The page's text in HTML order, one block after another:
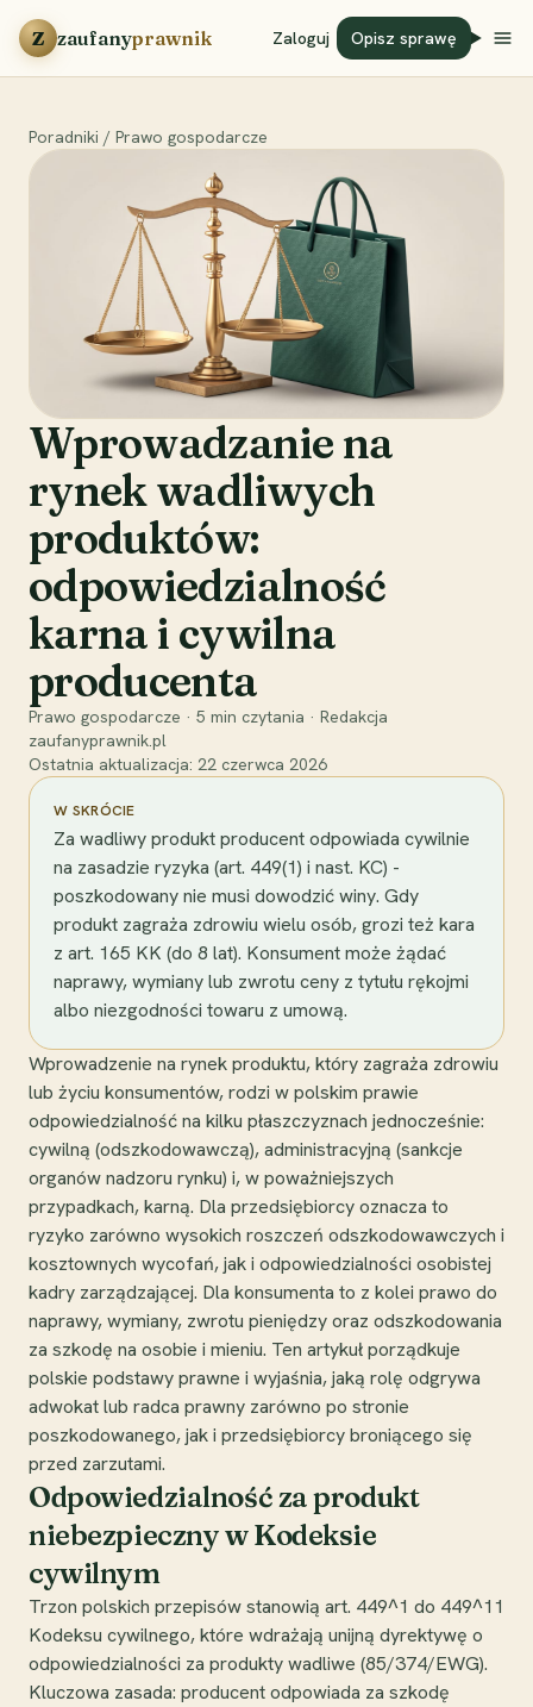
Przejdź do treści
Z zaufanyprawnik Zaloguj Opisz sprawę
Poradniki / Prawo gospodarcze
Wprowadzanie na
rynek wadliwych
produktów:
odpowiedzialność
karna i cywilna
producenta
Prawo gospodarcze · 5 min czytania · Redakcja
zaufanyprawnik.pl
Ostatnia aktualizacja: 22 czerwca 2026
W SKRÓCIE
Za wadliwy produkt producent odpowiada cywilnie
na zasadzie ryzyka (art. 449(1) i nast. KC) -
poszkodowany nie musi dowodzić winy. Gdy
produkt zagraża zdrowiu wielu osób, grozi też kara
z art. 165 KK (do 8 lat). Konsument może żądać
naprawy, wymiany lub zwrotu ceny z tytułu rękojmi
albo niezgodności towaru z umową.
Wprowadzenie na rynek produktu, który zagraża zdrowiu
lub życiu konsumentów, rodzi w polskim prawie
odpowiedzialność na kilku płaszczyznach jednocześnie:
cywilną (odszkodowawczą), administracyjną (sankcje
organów nadzoru rynku) i, w poważniejszych
przypadkach, karną. Dla przedsiębiorcy oznacza to
ryzyko zarówno wysokich roszczeń odszkodowawczych i
kosztownych wycofań, jak i odpowiedzialności osobistej
kadry zarządzającej. Dla konsumenta to z kolei prawo do
naprawy, wymiany, zwrotu pieniędzy oraz odszkodowania
za szkodę na osobie i mieniu. Ten artykuł porządkuje
polskie podstawy prawne i wyjaśnia, jaką rolę odgrywa
adwokat lub radca prawny zarówno po stronie
poszkodowanego, jak i przedsiębiorcy broniącego się
przed zarzutami.
Odpowiedzialność za produkt
niebezpieczny w Kodeksie
cywilnym
Trzon polskich przepisów stanowią art. 449^1 do 449^11
Kodeksu cywilnego, które wdrażają unijną dyrektywę o
odpowiedzialności za produkty wadliwe (85/374/EWG).
Kluczowa zasada: producent odpowiada za szkodę